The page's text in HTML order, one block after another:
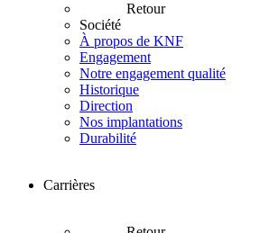
Retour
Société
À propos de KNF
Engagement
Notre engagement qualité
Historique
Direction
Nos implantations
Durabilité
Carrières